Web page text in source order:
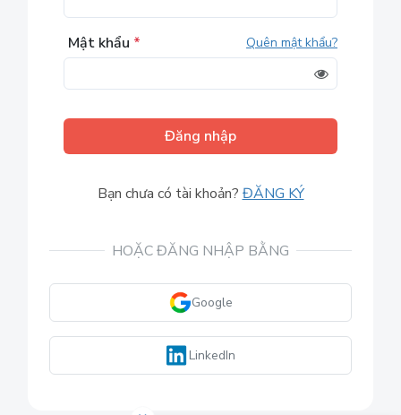
Mật khẩu * Quên mật khẩu?
Đăng nhập
Bạn chưa có tài khoản? ĐĂNG KÝ
HOẶC ĐĂNG NHẬP BẰNG
Google
LinkedIn